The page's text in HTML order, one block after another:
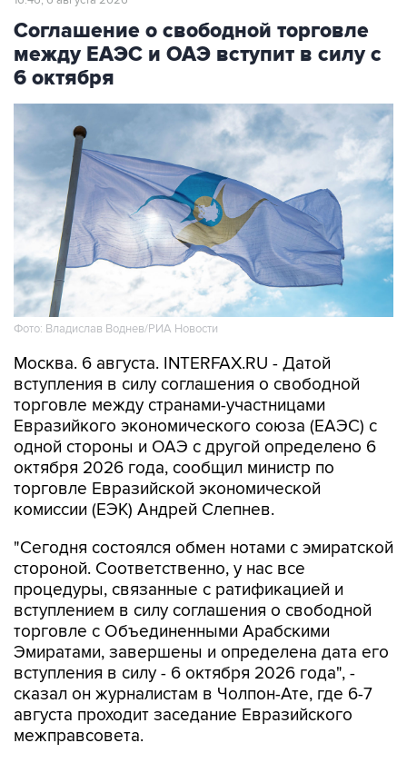
Соглашение о свободной торговле
между ЕАЭС и ОАЭ вступит в силу с
6 октября
Фото: Владислав Воднев/РИА Новости
Москва. 6 августа. INTERFAX.RU - Датой
вступления в силу соглашения о свободной
торговле между странами-участницами
Евразийкого экономического союза (ЕАЭС) с
одной стороны и ОАЭ с другой определено 6
октября 2026 года, сообщил министр по
торговле Евразийской экономической
комиссии (ЕЭК) Андрей Слепнев.
"Сегодня состоялся обмен нотами с эмиратской
стороной. Соответственно, у нас все
процедуры, связанные с ратификацией и
вступлением в силу соглашения о свободной
торговле с Объединенными Арабскими
Эмиратами, завершены и определена дата его
вступления в силу - 6 октября 2026 года", -
сказал он журналистам в Чолпон-Ате, где 6-7
августа проходит заседание Евразийского
межправсовета.